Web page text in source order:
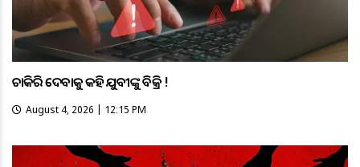
ଚାକିରି ଦେବାକୁ କହି ଯୁବତୀଙ୍କୁ ବିକ୍ରି !
August 4, 2026 | 12:15 PM